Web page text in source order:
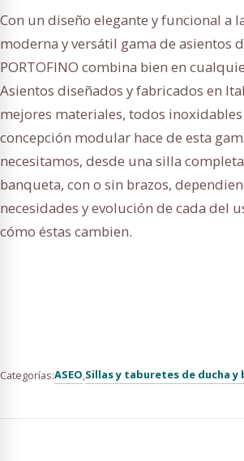
Con un diseño elegante y funcional a
moderna y versátil gama de asientos
PORTOFINO combina bien en
Asientos diseñados y fabricados en
mejores materiales, todos inoxidables
concepción modular hace de esta
necesitamos, desde una silla
banqueta, con o sin brazos,
necesidades y evolución de cada del
cómo éstas cambien.
Categorías:ASEO,Sillas y taburetes de ducha y